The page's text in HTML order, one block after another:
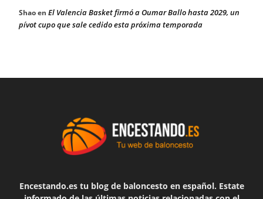
Shaoen El Valencia Basket firmó a Oumar Ballo hasta 2029, un
pívot cupo que sale cedido esta próxima temporada
Encestando.es tu blog de baloncesto en español. Estate